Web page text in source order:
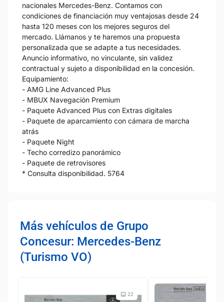
nacionales Mercedes-Benz. Contamos con
condiciones de financiación muy ventajosas desde 24
hasta 120 meses con los mejores seguros del
mercado. Llámanos y te haremos una propuesta
personalizada que se adapte a tus necesidades.
Anuncio informativo, no vinculante, sin validez
contractual y sujeto a disponibilidad en la concesión.
Equipamiento:
- AMG Line Advanced Plus
- MBUX Navegación Premium
- Paquete Advanced Plus con Extras digitales
- Paquete de aparcamiento con cámara de marcha
atrás
- Paquete Night
- Techo corredizo panorámico
- Paquete de retrovisores
* Consulta disponibilidad. 5764
Más vehículos de Grupo
Concesur: Mercedes-Benz
(Turismo VO)
22